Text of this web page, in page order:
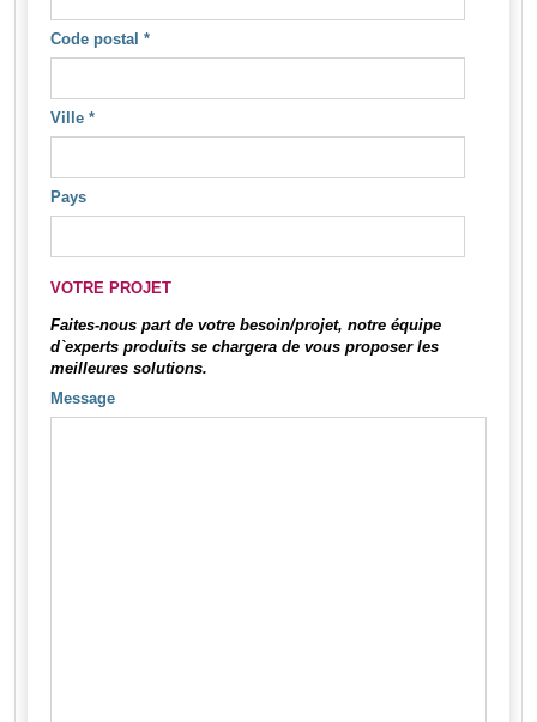
Code postal *
Ville *
Pays
VOTRE PROJET
Faites-nous part de votre besoin/projet, notre équipe
d`experts produits se chargera de vous proposer les
meilleures solutions.
Message